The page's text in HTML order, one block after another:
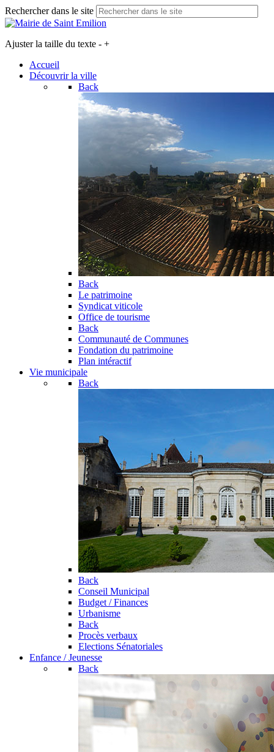
Rechercher dans le site
Ajuster la taille du texte - +
Accueil
Découvrir la ville
Back
Back
Le patrimoine
Syndicat viticole
Office de tourisme
Back
Communauté de Communes
Fondation du patrimoine
Plan intéractif
Vie municipale
Back
Back
Conseil Municipal
Budget / Finances
Urbanisme
Back
Procès verbaux
Elections Sénatoriales
Enfance / Jeunesse
Back